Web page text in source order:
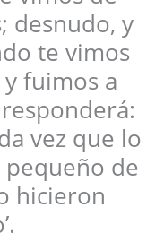
desnudo, y
te vimos
fuimos a
responderá:
vez que lo
de
hicieron